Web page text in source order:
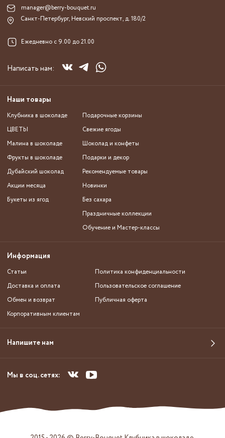
manager@berry-bouquet.ru
Санкт-Петербург, Невский проспект, д. 180/2
Ежедневно с 9.00 до 21.00
Написать нам:
Наши товары
Клубника в шоколаде
ЦВЕТЫ
Малина в шоколаде
Фрукты в шоколаде
Дубайский шоколад
Акции месяца
Букеты из ягод
Подарочные корзины
Свежие ягоды
Шоколад и конфеты
Подарки и декор
Рекомендуемые товары
Новинки
Без сахара
Праздничные коллекции
Обучение и Мастер-классы
Информация
Статьи
Доставка и оплата
Обмен и возврат
Корпоративным клиентам
Политика конфиденциальности
Пользовательское соглашение
Публичная оферта
Напишите нам
Мы в соц. сетях: